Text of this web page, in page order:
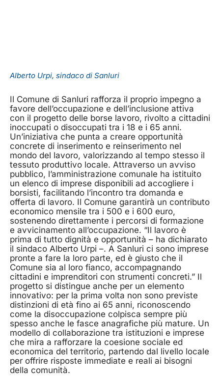
Alberto Urpi, sindaco di Sanluri
Il Comune di Sanluri rafforza il proprio impegno a
favore dell’occupazione e dell’inclusione attiva
con il progetto delle borse lavoro, rivolto a cittadini
inoccupati o disoccupati tra i 18 e i 65 anni.
Un’iniziativa che punta a creare opportunità
concrete di inserimento e reinserimento nel
mondo del lavoro, valorizzando al tempo stesso il
tessuto produttivo locale. Attraverso un avviso
pubblico, l’amministrazione comunale ha istituito
un elenco di imprese disponibili ad accogliere i
borsisti, facilitando l’incontro tra domanda e
offerta di lavoro. Il Comune garantirà un contributo
economico mensile tra i 500 e i 600 euro,
sostenendo direttamente i percorsi di formazione
e avvicinamento all’occupazione. “Il lavoro è
prima di tutto dignità e opportunità – ha dichiarato
il sindaco Alberto Urpi –. A Sanluri ci sono imprese
pronte a fare la loro parte, ed è giusto che il
Comune sia al loro fianco, accompagnando
cittadini e imprenditori con strumenti concreti.” Il
progetto si distingue anche per un elemento
innovativo: per la prima volta non sono previste
distinzioni di età fino ai 65 anni, riconoscendo
come la disoccupazione colpisca sempre più
spesso anche le fasce anagrafiche più mature. Un
modello di collaborazione tra istituzioni e imprese
che mira a rafforzare la coesione sociale ed
economica del territorio, partendo dal livello locale
per offrire risposte immediate e reali ai bisogni
della comunità.